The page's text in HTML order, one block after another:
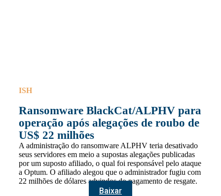
ISH
Ransomware BlackCat/ALPHV para
operação após alegações de roubo de
US$ 22 milhões
A administração do ransomware ALPHV teria desativado
seus servidores em meio a supostas alegações publicadas
por um suposto afiliado, o qual foi responsável pelo ataque
a Optum. O afiliado alegou que o administrador fugiu com
22 milhões de dólares advindos do pagamento de resgate.
Baixar